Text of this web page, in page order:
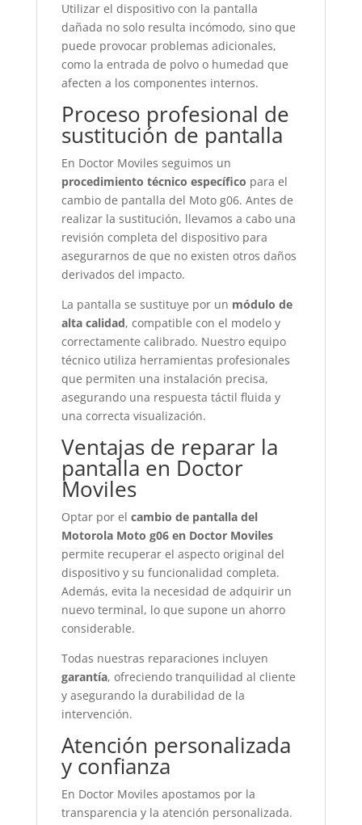
Utilizar el dispositivo con la pantalla
dañada no solo resulta incómodo, sino que
puede provocar problemas adicionales,
como la entrada de polvo o humedad que
afecten a los componentes internos.
Proceso profesional de
sustitución de pantalla
En Doctor Moviles seguimos un
procedimiento técnico específico para el
cambio de pantalla del Moto g06. Antes de
realizar la sustitución, llevamos a cabo una
revisión completa del dispositivo para
asegurarnos de que no existen otros daños
derivados del impacto.
La pantalla se sustituye por un módulo de
alta calidad, compatible con el modelo y
correctamente calibrado. Nuestro equipo
técnico utiliza herramientas profesionales
que permiten una instalación precisa,
asegurando una respuesta táctil fluida y
una correcta visualización.
Ventajas de reparar la
pantalla en Doctor
Moviles
Optar por el cambio de pantalla del
Motorola Moto g06 en Doctor Moviles
permite recuperar el aspecto original del
dispositivo y su funcionalidad completa.
Además, evita la necesidad de adquirir un
nuevo terminal, lo que supone un ahorro
considerable.
Todas nuestras reparaciones incluyen
garantía, ofreciendo tranquilidad al cliente
y asegurando la durabilidad de la
intervención.
Atención personalizada
y confianza
En Doctor Moviles apostamos por la
transparencia y la atención personalizada.